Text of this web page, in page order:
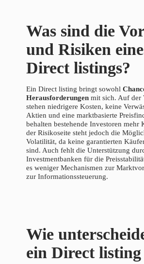
Was sind die
und Risiken
Direct listings?
Ein Direct listing bringt sowohl
Herausforderungen mit sich. Auf der
stehen niedrigere Kosten, keine
Aktien und eine marktbasierte
behalten bestehende Investoren mehr
der Risikoseite steht jedoch die
Volatilität, da keine garantierten
sind. Auch fehlt die Unterstützung
Investmentbanken für die
es weniger Mechanismen zur
zur Informationssteuerung.
Wie
ein Direct